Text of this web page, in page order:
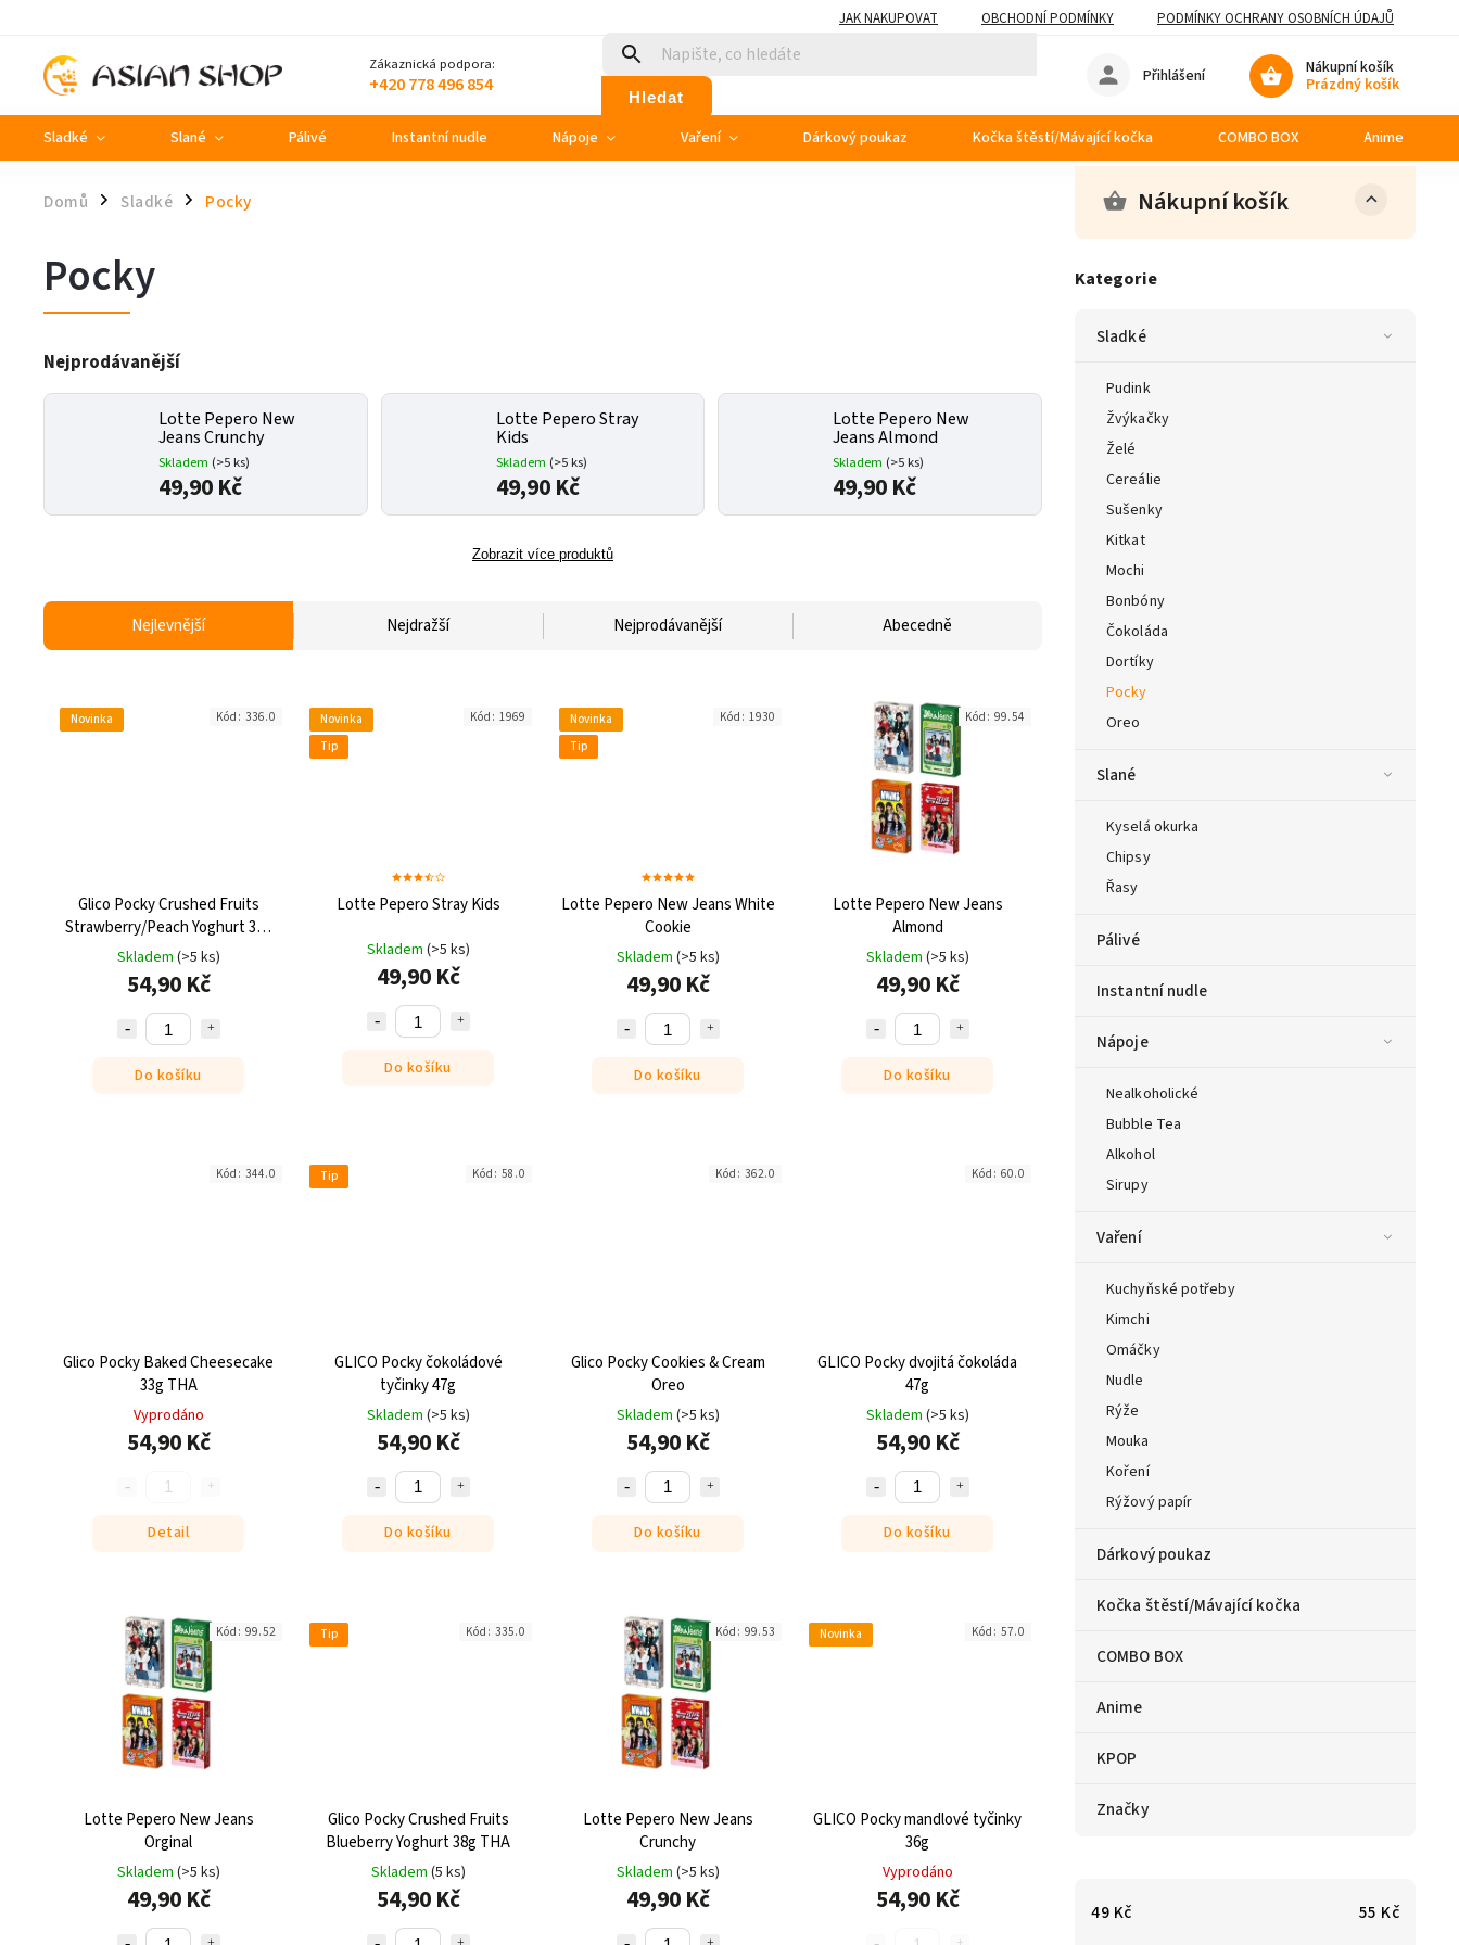
JAK NAKUPOVAT OBCHODNÍ PODMÍNKY PODMÍNKY OCHRANY OSOBNÍCH ÚDAJŮ
Zákaznická podpora:
+420 778 496 854 Hledat
Nákupní košík
Prázdný košík
Přihlášení
Sladké Slané Pálivé Instantní nudle Nápoje Vaření Dárkový poukaz Kočka štěstí/Mávající kočka COMBO BOX Anime
Domů / Sladké / Pocky Nákupní košík
Kategorie
Sladké
Pudink
Žvýkačky
Želé
Cereálie
Sušenky
Kitkat
Mochi
Bonbóny
Čokoláda
Dortíky
Pocky
Oreo
Slané
Kyselá okurka
Chipsy
Řasy
Pálivé
Instantní nudle
Nápoje
Nealkoholické
Bubble Tea
Alkohol
Sirupy
Vaření
Kuchyňské potřeby
Kimchi
Omáčky
Nudle
Rýže
Mouka
Koření
Rýžový papír
Dárkový poukaz
Kočka štěstí/Mávající kočka
COMBO BOX
Anime
KPOP
Značky
49 Kč 55 Kč
Pocky
Nejprodávanější
Lotte Pepero New
Jeans Crunchy
Skladem (>5 ks)
49,90 Kč
Lotte Pepero Stray
Kids
Skladem (>5 ks)
49,90 Kč
Lotte Pepero New
Jeans Almond
Skladem (>5 ks)
49,90 Kč
Zobrazit více produktů
Nejlevnější Nejdražší Nejprodávanější Abecedně
Novinka
Glico Pocky Crushed Fruits
Strawberry/Peach Yoghurt 38g
THA
Skladem (>5 ks)
54,90 Kč
Do košíku
Kód: 336.0
Novinka
Tip
Lotte Pepero Stray Kids
Skladem (>5 ks)
49,90 Kč
Do košíku
Kód: 1969
Novinka
Tip
Lotte Pepero New Jeans White
Cookie
Skladem (>5 ks)
49,90 Kč
Do košíku
Kód: 1930
Lotte Pepero New Jeans
Almond
Skladem (>5 ks)
49,90 Kč
Do košíku
Kód: 99.54
Glico Pocky Baked Cheesecake
33g THA
Vyprodáno
54,90 Kč
Detail
Kód: 344.0 Tip
GLICO Pocky čokoládové
tyčinky 47g
Skladem (>5 ks)
54,90 Kč
Do košíku
Kód: 58.0
Glico Pocky Cookies & Cream
Oreo
Skladem (>5 ks)
54,90 Kč
Do košíku
Kód: 362.0
GLICO Pocky dvojitá čokoláda
47g
Skladem (>5 ks)
54,90 Kč
Do košíku
Kód: 60.0
Lotte Pepero New Jeans
Orginal
Skladem (>5 ks)
49,90 Kč
Kód: 99.52 Tip
Glico Pocky Crushed Fruits
Blueberry Yoghurt 38g THA
Skladem (5 ks)
54,90 Kč
Kód: 335.0
Lotte Pepero New Jeans
Crunchy
Skladem (>5 ks)
49,90 Kč
Kód: 99.53 Novinka
GLICO Pocky mandlové tyčinky
36g
Vyprodáno
54,90 Kč
Kód: 57.0